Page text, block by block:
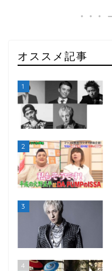
オススメ記事
1
2
3
4